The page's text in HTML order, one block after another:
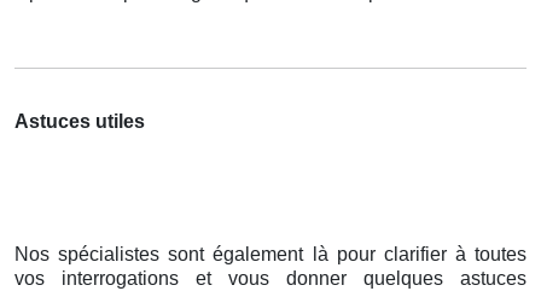
Astuces utiles
Nos spécialistes sont également là pour clarifier à toutes
vos interrogations et vous donner quelques astuces